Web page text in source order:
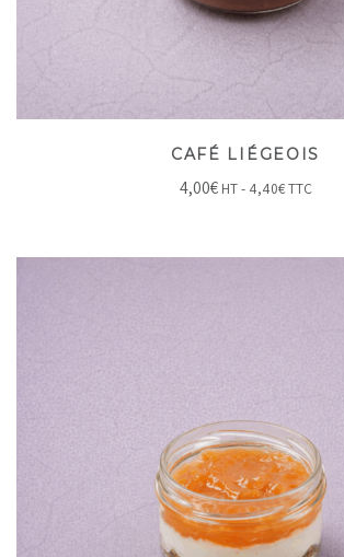
CAFÉ LIÉGEOIS
4,00€ HT - 4,40€TTC